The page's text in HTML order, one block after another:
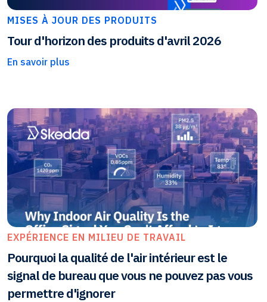
MISES À JOUR DES PRODUITS
Tour d'horizon des produits d'avril 2026
En savoir plus
EXPÉRIENCE EN MILIEU DE TRAVAIL
Pourquoi la qualité de l'air intérieur est le
signal de bureau que vous ne pouvez pas vous
permettre d'ignorer